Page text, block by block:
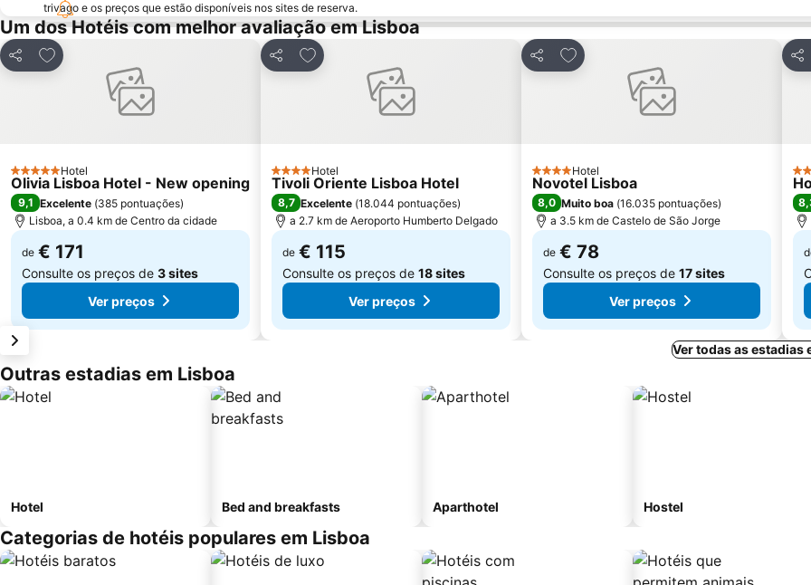
trivago e os preços que estão disponíveis nos sites de reserva.
Um dos Hotéis com melhor avaliação em Lisboa
Partilhar
Adicionar aos favoritos
5 EstrelasHotel
Olivia Lisboa Hotel - New opening
9,1 Excelente (385 pontuações)
Lisboa, a 0.4 km de Centro da cidade
de € 171
Consulte os preços de 3 sites
Ver preços
Partilhar
Adicionar aos favoritos
4 Estrelas
Hotel
Tivoli Oriente Lisboa Hotel
8,7 Excelente (18.044 pontuações)
a 2.7 km de Aeroporto Humberto Delgado
de € 115
Consulte os preços de 18 sites
Ver preços
Partilhar
Adicionar aos favoritos
4 Estrelas
Hotel
Novotel Lisboa
8,0 Muito boa (16.035 pontuações)
a 3.5 km de Castelo de São Jorge
de € 78
Consulte os preços de 17 sites
Ver preços
3
Ver todas as estadias
Outras estadias em Lisboa
Hotel Bed and breakfasts Aparthotel Hostel
Categorias de hotéis populares em Lisboa